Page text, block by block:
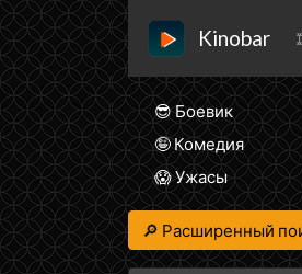
Kinobar
😎 Боевик
🤪 Комедия
😱 Ужасы
🔎 Расширенный